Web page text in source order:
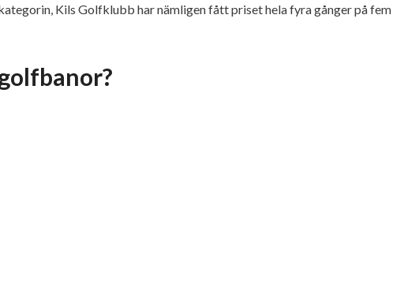
Kils Golfklubb har nämligen fått priset hela fyra gånger på fem